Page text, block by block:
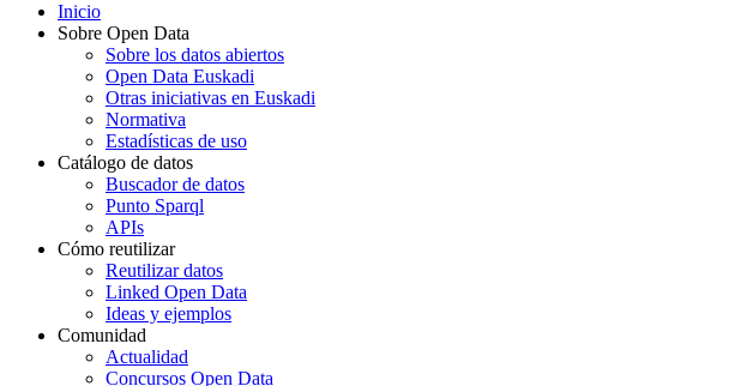
Inicio
Sobre Open Data
Sobre los datos abiertos
Open Data Euskadi
Otras iniciativas en Euskadi
Normativa
Estadísticas de uso
Catálogo de datos
Buscador de datos
Punto Sparql
APIs
Cómo reutilizar
Reutilizar datos
Linked Open Data
Ideas y ejemplos
Comunidad
Actualidad
Concursos Open Data